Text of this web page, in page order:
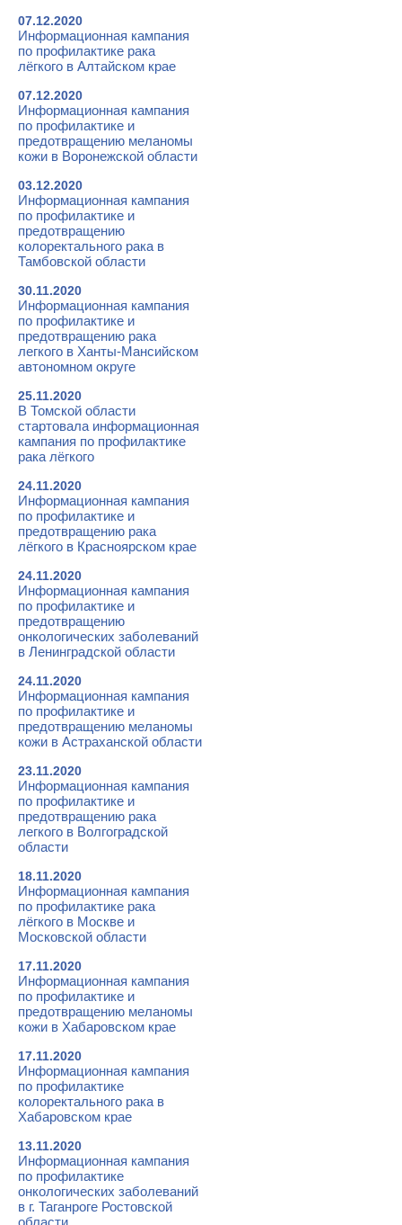
07.12.2020
Информационная кампания
по профилактике рака
лёгкого в Алтайском крае
07.12.2020
Информационная кампания
по профилактике и
предотвращению меланомы
кожи в Воронежской области
03.12.2020
Информационная кампания
по профилактике и
предотвращению
колоректального рака в
Тамбовской области
30.11.2020
Информационная кампания
по профилактике и
предотвращению рака
легкого в Ханты-Мансийском
автономном округе
25.11.2020
В Томской области
стартовала информационная
кампания по профилактике
рака лёгкого
24.11.2020
Информационная кампания
по профилактике и
предотвращению рака
лёгкого в Красноярском крае
24.11.2020
Информационная кампания
по профилактике и
предотвращению
онкологических заболеваний
в Ленинградской области
24.11.2020
Информационная кампания
по профилактике и
предотвращению меланомы
кожи в Астраханской области
23.11.2020
Информационная кампания
по профилактике и
предотвращению рака
легкого в Волгоградской
области
18.11.2020
Информационная кампания
по профилактике рака
лёгкого в Москве и
Московской области
17.11.2020
Информационная кампания
по профилактике и
предотвращению меланомы
кожи в Хабаровском крае
17.11.2020
Информационная кампания
по профилактике
колоректального рака в
Хабаровском крае
13.11.2020
Информационная кампания
по профилактике
онкологических заболеваний
в г. Таганроге Ростовской
области